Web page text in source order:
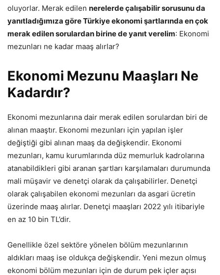
oluyorlar. Merak edilen nerelerde çalışabilir sorusunu da
yanıtladığımıza göre Türkiye ekonomi şartlarında en çok
merak edilen sorulardan birine de yanıt verelim: Ekonomi
mezunları ne kadar maaş alırlar?
Ekonomi Mezunu Maaşları Ne
Kadardır?
Ekonomi mezunlarına dair merak edilen sorulardan biri de
alınan maaştır. Ekonomi mezunları için yapılan işler
değiştiği gibi alınan maaş da değişkendir. Ekonomi
mezunları, kamu kurumlarında düz memurluk kadrolarına
atanabildikleri gibi aranan şartları karşılamaları durumunda
mali müşavir ve denetçi olarak da çalışabilirler. Denetçi
olarak çalışabilen ekonomi mezunları da asgari ücretin
üzerinde maaş alırlar. Denetçi maaşları 2022 yılı itibariyle
en az 10 bin TL’dir.
Genellikle özel sektöre yönelen bölüm mezunlarının
aldıkları maaş ise oldukça değişkendir. Yeni mezun olmuş
ekonomi bölüm mezunları için de durum pek içler açısı